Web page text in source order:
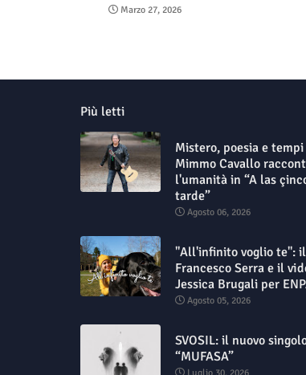
Marzo 27, 2026
Più letti
Mistero, poesia e
Mimmo Cavallo
l'umanità in “A las
tarde”
Agosto 06, 2026
"All'infinito voglio te":
Francesco Serra e il
Jessica Brugali per
Agosto 05, 2026
SVOSIL: il nuovo
“MUFASA”